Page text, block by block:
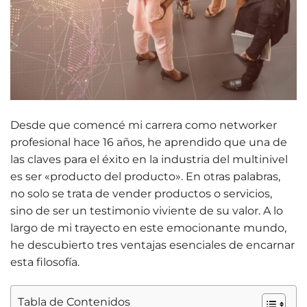
Desde que comencé mi carrera como networker
profesional hace 16 años, he aprendido que una de
las claves para el éxito en la industria del multinivel
es ser «producto del producto». En otras palabras,
no solo se trata de vender productos o servicios,
sino de ser un testimonio viviente de su valor. A lo
largo de mi trayecto en este emocionante mundo,
he descubierto tres ventajas esenciales de encarnar
esta filosofía.
Tabla de Contenidos